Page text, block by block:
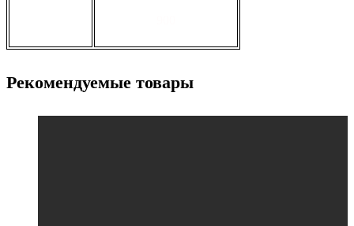
Рекомендуемые товары